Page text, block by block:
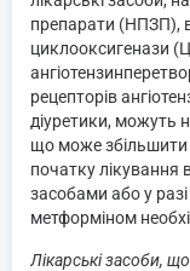
препарати (НПЗП),
циклооксигенази
рецепторів
діуретики, можуть
що може збільшити
початку
засобами або у разі
метформіном
Лікарські засоби,